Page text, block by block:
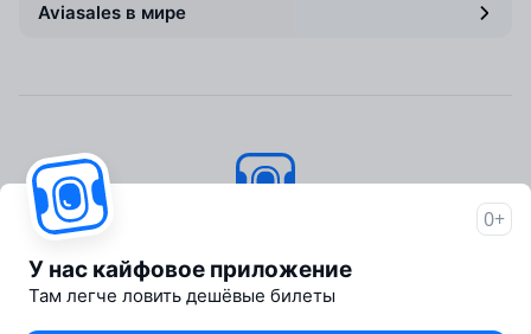
Aviasales в мире
Об Авиасейлс
Пресс‑центр
0+
У нас кайфовое приложение
Там легче ловить дешёвые билеты